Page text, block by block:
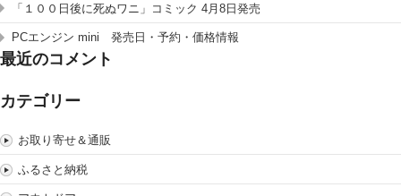
「１００日後に死ぬワニ」コミック 4月8日発売
PCエンジン mini 発売日・予約・価格情報
最近のコメント
カテゴリー
お取り寄せ＆通販
ふるさと納税